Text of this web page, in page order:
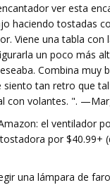
ver esta
haciendo tostadas
Viene una tabla con
un poco más
Combina muy
siento tan retro que
con volantes. ".
el ventilador
por $40.99+
una lámpara de